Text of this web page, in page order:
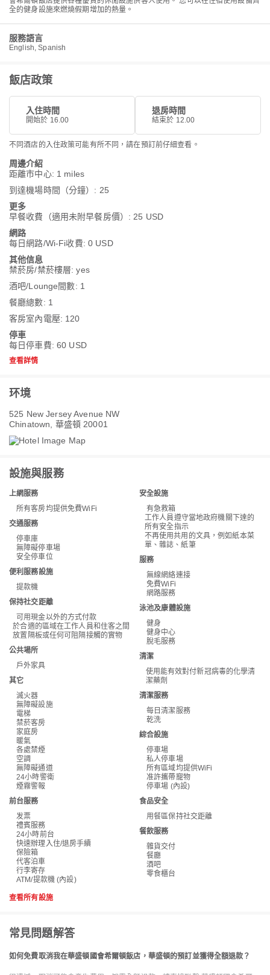
全的健身設施來燃燒假期增加的熱量。
服務語言
English, Spanish
飯店政策
入住時間
開始於 16.00
退房時間
結束於 12.00
不同酒店的入住政策可能有所不同，請在預訂前仔細查看。
周邊介紹
距離市中心: 1 miles
到達機場時間（分鐘）: 25
更多
早餐收費（適用未附早餐房價）: 25 USD
網路
每日網路/Wi-Fi收費: 0 USD
其他信息
禁菸房/禁菸樓層: yes
酒吧/Lounge間數: 1
餐廳總數: 1
客房室內電壓: 120
停車
每日停車費: 60 USD
查看詳情
环境
525 New Jersey Avenue NW
Chinatown, 華盛頓 20001
設施與服務
上網服務
所有客房均提供免費WiFi
交通服務
停車庫
無障礙停車場
安全停車位
便利服務設施
提款機
保持社交距離
可用現金以外的方式付款
於合適的區域在工作人員和住客之間
放置隔板或任何可阻隔接觸的實物
公共場所
戶外家具
其它
滅火器
無障礙設施
電梯
禁菸客房
家庭房
暖氣
各處禁煙
空調
無障礙通道
24小時警衛
煙霧警報
前台服務
发票
禮賓服務
24小時前台
快速辦理入住/退房手續
保險箱
代客泊車
行李寄存
ATM/提款機 (內設)
安全設施
有急救箱
工作人員遵守當地政府機關下達的
所有安全指示
不再使用共用的文具，例如紙本菜
單、雜誌、紙筆
服務
無線網絡連接
免費WiFi
網路服務
泳池及康體設施
健身
健身中心
脫毛服務
清潔
使用能有效對付新冠病毒的化學清
潔藥劑
清潔服務
每日清潔服務
乾洗
綜合設施
停車場
私人停車場
所有區域均提供WiFi
准許攜帶寵物
停車場 (內設)
食品安全
用餐區保持社交距離
餐飲服務
雜貨交付
餐廳
酒吧
零食櫃台
查看所有設施
常見問題解答
如何免費取消我在華盛頓國會希爾頓飯店，華盛頓的預訂並獲得全額退款？